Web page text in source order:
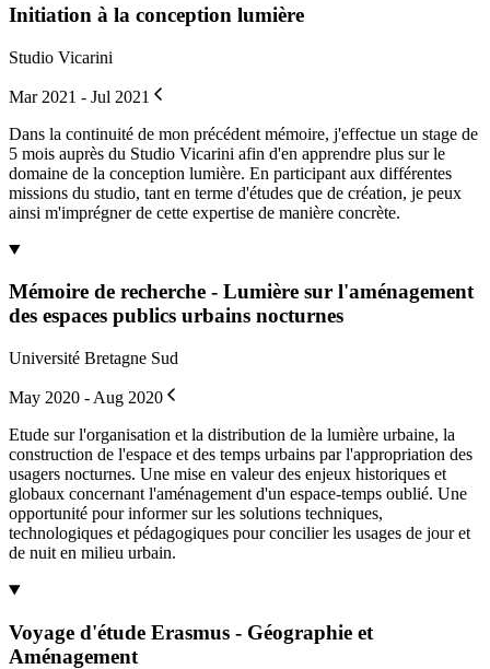
Initiation à la conception lumière
Studio Vicarini
Mar 2021 - Jul 2021
Dans la continuité de mon précédent mémoire, j'effectue un stage de
5 mois auprès du Studio Vicarini afin d'en apprendre plus sur le
domaine de la conception lumière. En participant aux différentes
missions du studio, tant en terme d'études que de création, je peux
ainsi m'imprégner de cette expertise de manière concrète.
Mémoire de recherche - Lumière sur l'aménagement
des espaces publics urbains nocturnes
Université Bretagne Sud
May 2020 - Aug 2020
Etude sur l'organisation et la distribution de la lumière urbaine, la
construction de l'espace et des temps urbains par l'appropriation des
usagers nocturnes. Une mise en valeur des enjeux historiques et
globaux concernant l'aménagement d'un espace-temps oublié. Une
opportunité pour informer sur les solutions techniques,
technologiques et pédagogiques pour concilier les usages de jour et
de nuit en milieu urbain.
Voyage d'étude Erasmus - Géographie et
Aménagement